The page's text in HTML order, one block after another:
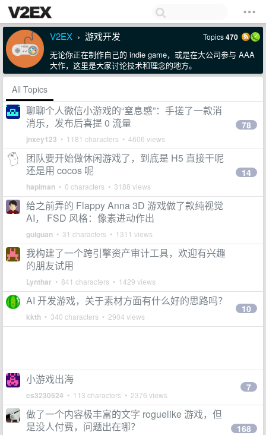
V2EX › 游戏开发 Topics470
无论你正在制作自己的 indie game，或是在大公司参与 AAA
大作，这里是大家讨论技术和理念的地方。
All Topics
聊聊个人微信小游戏的“窒息感”：手搓了一款消
消乐，发布后喜提 0 流量
jnxey123 • 1181 characters • 4606 views
78
团队要开始做休闲游戏了，到底是 H5 直接干呢
还是用 cocos 呢
hapiman • 0 characters • 3188 views
14
给之前弄的 Flappy Anna 3D 游戏做了款纯视觉
AI， FSD 风格：像素进动作出
guiguan • 31 characters • 1311 views
我构建了一个跨引擎资产审计工具，欢迎有兴趣
的朋友试用
Lynthar • 841 characters • 1429 views
AI 开发游戏，关于素材方面有什么好的思路吗？
kkth • 340 characters • 2904 views
10
小游戏出海
cs3230524 • 113 characters • 2376 views
7
做了一个内容极丰富的文字 roguelike 游戏，但
是没人付费，问题出在哪？
168